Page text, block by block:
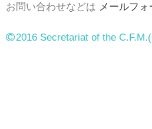
お問い合わせなどは メールフォ
2016 Secretariat of the C.F.M.